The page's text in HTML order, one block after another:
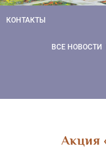
КОНТАКТЫ
ВСЕ НОВОСТИ
Акция